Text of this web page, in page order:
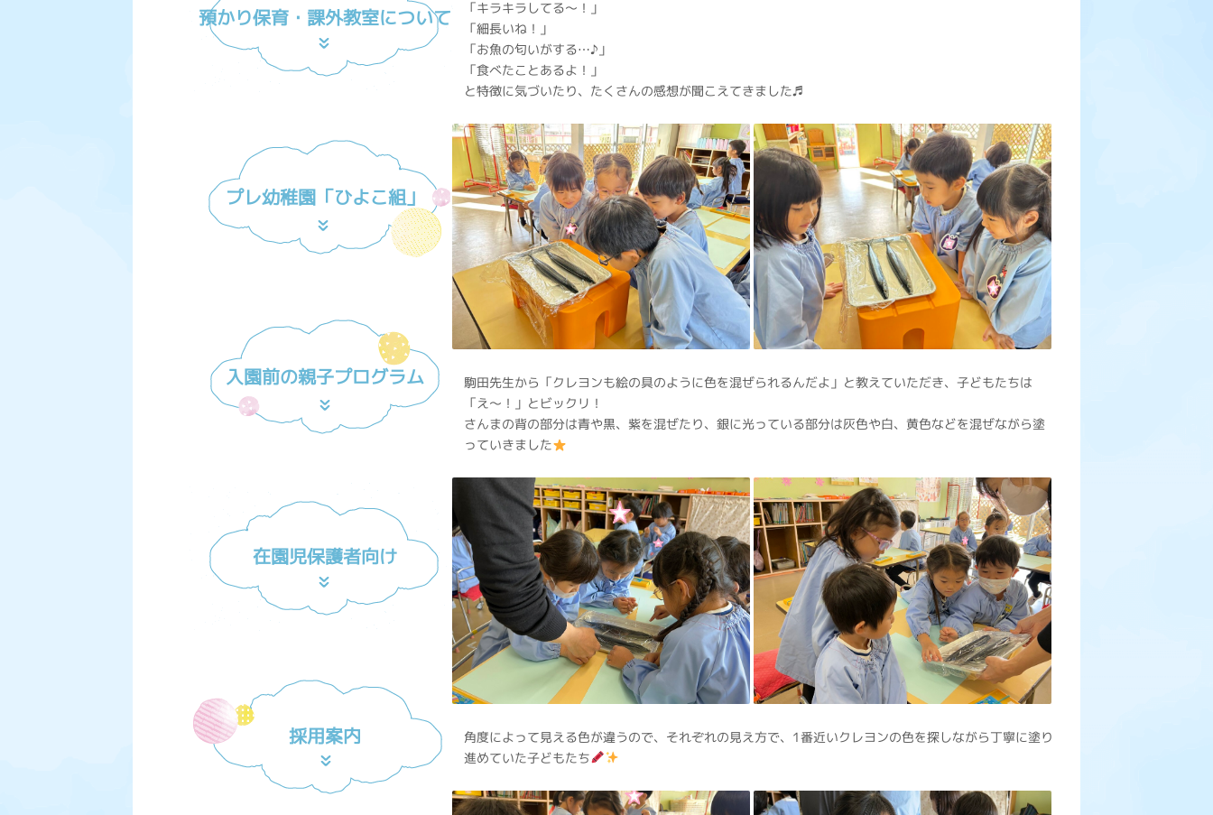
預かり保育・課外教室について
プレ幼稚園「ひよこ組」
入園前の親子プログラム
在園児保護者向け
採用案内
「キラキラしてる〜！」
「細長いね！」
「お魚の匂いがする…♪」
「食べたことあるよ！」
と特徴に気づいたり、たくさんの感想が聞こえてきました♬
駒田先生から「クレヨンも絵の具のように色を混ぜられるんだよ」と教えていただき、子どもたちは
「え〜！」とビックリ！
さんまの背の部分は青や黒、紫を混ぜたり、銀に光っている部分は灰色や白、黄色などを混ぜながら塗
っていきました
角度によって見える色が違うので、それぞれの見え方で、1番近いクレヨンの色を探しながら丁寧に塗り
進めていた子どもたち